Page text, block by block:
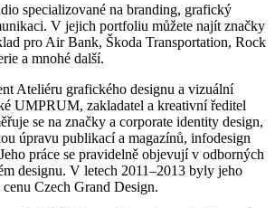
specializované na branding, grafický
V jejich portfoliu můžete najít značky
pro Air Bank, Škoda Transportation, Rock
a mnohé další.
Ateliéru grafického designu a vizuální
UMPRUM, zakladatel a kreativní ředitel
se na značky a corporate identity design,
úpravu publikací a magazínů, infodesign
práce se pravidelně objevují v odborných
designu. V letech 2011–2013 byly jeho
Czech Grand Design.